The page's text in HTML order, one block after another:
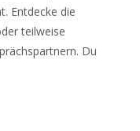
Entdecke die
teilweise
Du